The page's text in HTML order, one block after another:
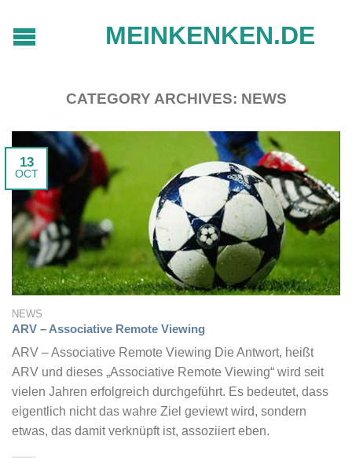
MEINKENKEN.DE
CATEGORY ARCHIVES: NEWS
13
OCT
NEWS
ARV – Associative Remote Viewing
ARV – Associative Remote Viewing Die Antwort, heißt
ARV und dieses „Associative Remote Viewing“ wird seit
vielen Jahren erfolgreich durchgeführt. Es bedeutet, dass
eigentlich nicht das wahre Ziel geviewt wird, sondern
etwas, das damit verknüpft ist, assoziiert eben.